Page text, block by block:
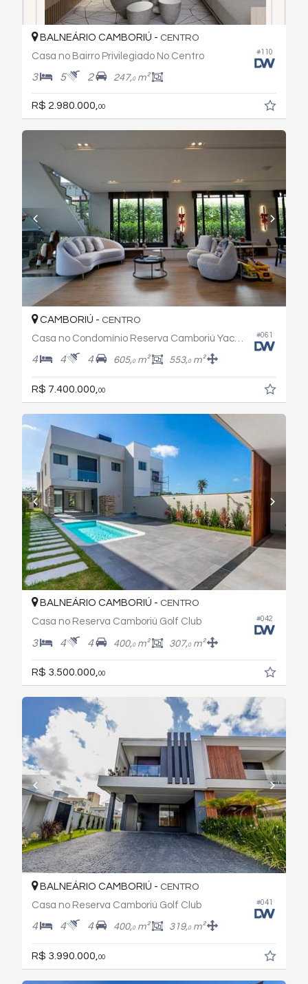
#110
BALNEÁRIO CAMBORIÚ - CENTRO
Casa no Bairro Privilegiado No Centro
3 5 2 247,0m²
R$ 2.980.000,00
#061
CAMBORIÚ - CENTRO
4 4 4 605,0m² 553,0m²
R$ 7.400.000, 00
#042
BALNEÁRIO CAMBORIÚ - CENTRO
Casa no Reserva Camboriú Golf Club
3 4 4 400,0m² 307,0m²
R$ 3.500.000,00
#041
BALNEÁRIO CAMBORIÚ - CENTRO
Casa no Reserva Camboriú Golf Club
4 4 4 400,0m² 319,0m²
R$ 3.990.000, 00